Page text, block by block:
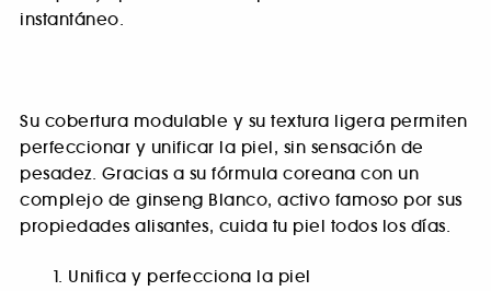
instantáneo.
Su cobertura modulable y su textura ligera permiten
perfeccionar y unificar la piel, sin sensación de
pesadez. Gracias a su fórmula coreana con un
complejo de ginseng Blanco, activo famoso por sus
propiedades alisantes, cuida tu piel todos los días.
Unifica y perfecciona la piel